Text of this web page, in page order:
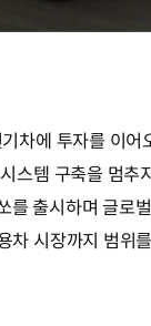
차에 투자를 이
스템 구축을 멈
출시하며 글로
차 시장까지 범위